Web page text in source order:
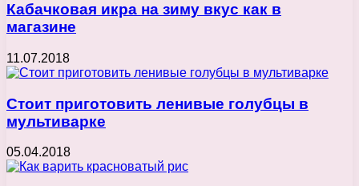
Кабачковая икра на зиму вкус как в
магазине
11.07.2018
Стоит приготовить ленивые голубцы в
мультиварке
05.04.2018